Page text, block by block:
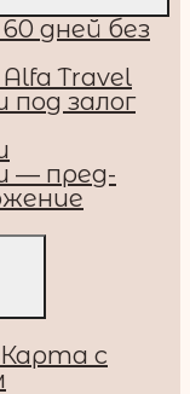
дней без
Travel
залог
— пред-
с